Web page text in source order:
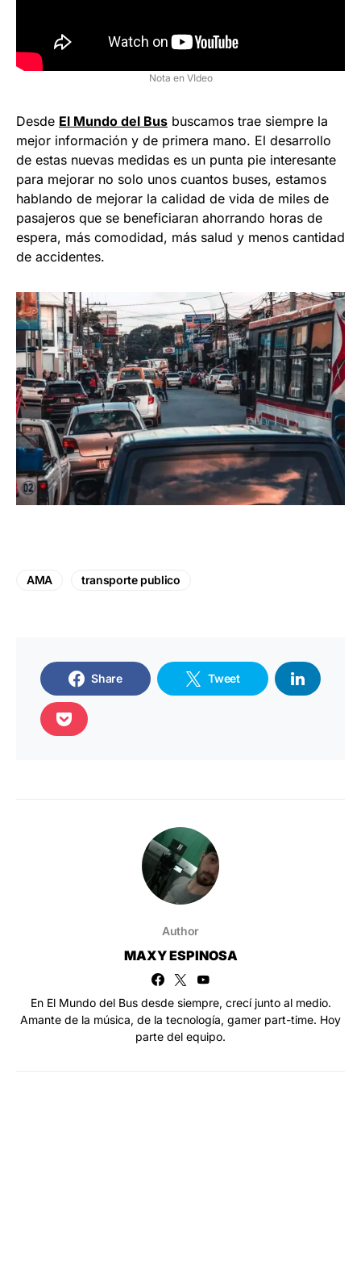
Nota en VIdeo
Desde El Mundo del Bus buscamos trae siempre la
mejor información y de primera mano. El desarrollo
de estas nuevas medidas es un punta pie interesante
para mejorar no solo unos cuantos buses, estamos
hablando de mejorar la calidad de vida de miles de
pasajeros que se beneficiaran ahorrando horas de
espera, más comodidad, más salud y menos cantidad
de accidentes.
AMA transporte publico
Share Tweet
Author
MAXY ESPINOSA
En El Mundo del Bus desde siempre, crecí junto al medio.
Amante de la música, de la tecnología, gamer part-time. Hoy
parte del equipo.